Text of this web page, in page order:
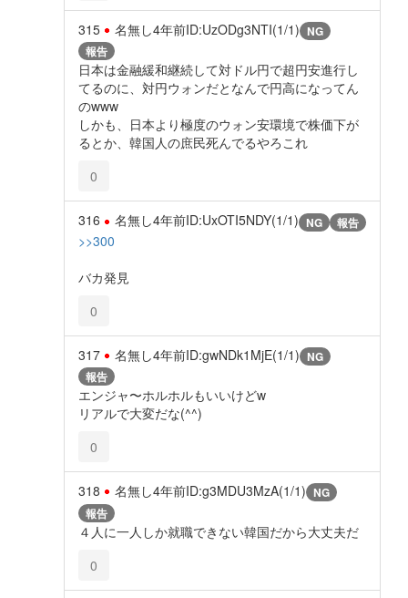
315 名無し4年前ID:UzODg3NTI(1/1) NG
報告
日本は金融緩和継続して対ドル円で超円安進行し
てるのに、対円ウォンだとなんで円高になってん
のwww
しかも、日本より極度のウォン安環境で株価下が
るとか、韓国人の庶民死んでるやろこれ
0
316 名無し4年前ID:UxOTI5NDY(1/1) NG 報告
>>300
バカ発見
0
317 名無し4年前ID:gwNDk1MjE(1/1) NG
報告
エンジャ〜ホルホルもいいけどw
リアルで大変だな(^^)
0
318 名無し4年前ID:g3MDU3MzA(1/1) NG
報告
４人に一人しか就職できない韓国だから大丈夫だ
0